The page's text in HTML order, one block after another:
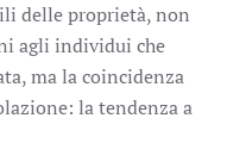
delle proprietà, non
agli individui che
ma la coincidenza
la tendenza a